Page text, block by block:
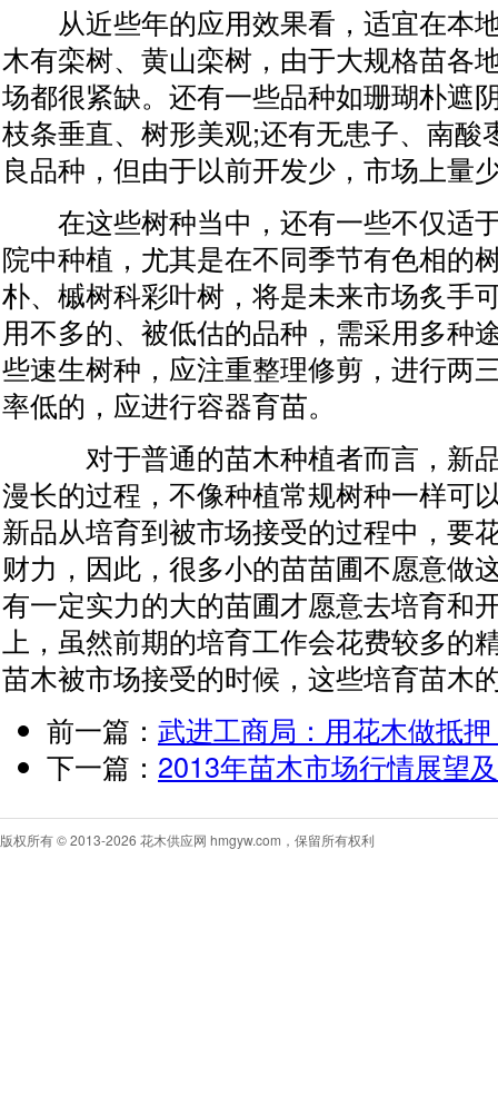
从近些年的应用效果看，适宜在本
木有栾树、黄山栾树，由于大规格苗各
场都很紧缺。还有一些品种如珊瑚朴遮
枝条垂直、树形美观;还有无患子、南酸
良品种，但由于以前开发少，市场上量
在这些树种当中，还有一些不仅适
院中种植，尤其是在不同季节有色相的
朴、槭树科彩叶树，将是未来市场炙手
用不多的、被低估的品种，需采用多种
些速生树种，应注重整理修剪，进行两
率低的，应进行容器育苗。
对于普通的苗木种植者而言，新品
漫长的过程，不像种植常规树种一样可
新品从培育到被市场接受的过程中，要
财力，因此，很多小的苗苗圃不愿意做
有一定实力的大的苗圃才愿意去培育和
上，虽然前期的培育工作会花费较多的
苗木被市场接受的时候，这些培育苗木
前一篇： 武进工商局：用花木做抵
下一篇： 2013年苗木市场行情展望
版权所有 ©2013-2026 花木供应网 hmgyw.com，保留所有权利